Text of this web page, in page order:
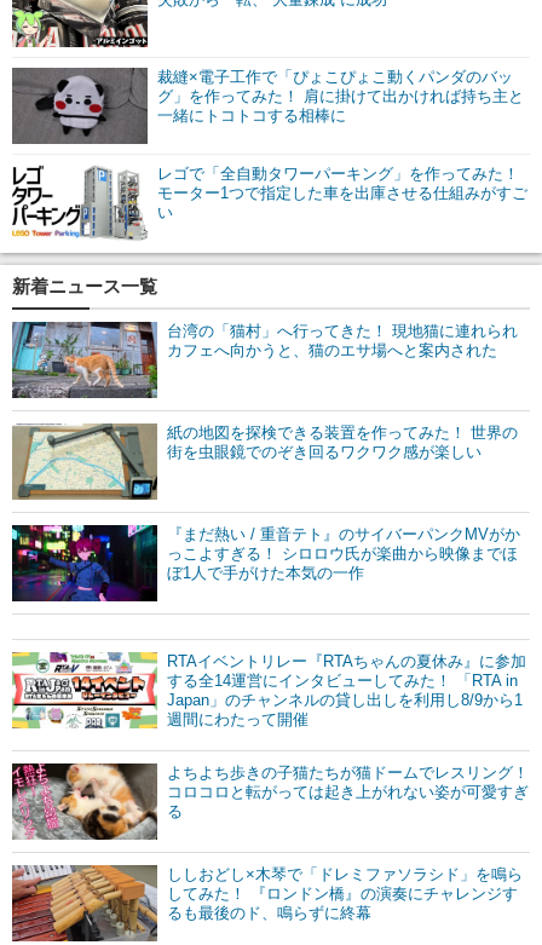
裁縫×電子工作で「ぴょこぴょこ動くパンダのバッ
グ」を作ってみた！ 肩に掛けて出かければ持ち主と
一緒にトコトコする相棒に
レゴで「全自動タワーパーキング」を作ってみた！
モーター1つで指定した車を出庫させる仕組みがすご
い
新着ニュース一覧
台湾の「猫村」へ行ってきた！ 現地猫に連れられ
カフェへ向かうと、猫のエサ場へと案内された
紙の地図を探検できる装置を作ってみた！ 世界の
街を虫眼鏡でのぞき回るワクワク感が楽しい
『まだ熱い / 重音テト』のサイバーパンクMVがか
っこよすぎる！ シロロウ氏が楽曲から映像までほ
ぼ1人で手がけた本気の一作
RTAイベントリレー『RTAちゃんの夏休み』に参加
する全14運営にインタビューしてみた！ 「RTA in
Japan」のチャンネルの貸し出しを利用し8/9から1
週間にわたって開催
よちよち歩きの子猫たちが猫ドームでレスリング！
コロコロと転がっては起き上がれない姿が可愛すぎ
る
ししおどし×木琴で「ドレミファソラシド」を鳴ら
してみた！ 『ロンドン橋』の演奏にチャレンジす
るも最後のド、鳴らずに終幕